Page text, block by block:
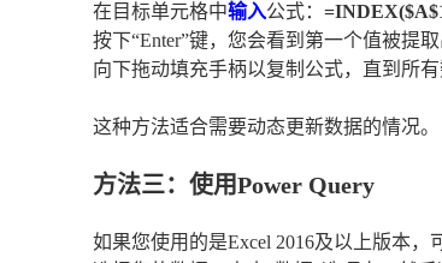
在目标单元格中输入公式：
按下“Enter”键，您会看到第一个值被提取
向下拖动填充手柄以复制公式，直到所有
这种方法适合需要动态更新数据的情况。
方法三：使用Power Query
如果您使用的是Excel 2016及以上版本，